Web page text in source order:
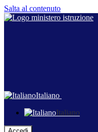
Salta al contenuto
Italiano
Italiano